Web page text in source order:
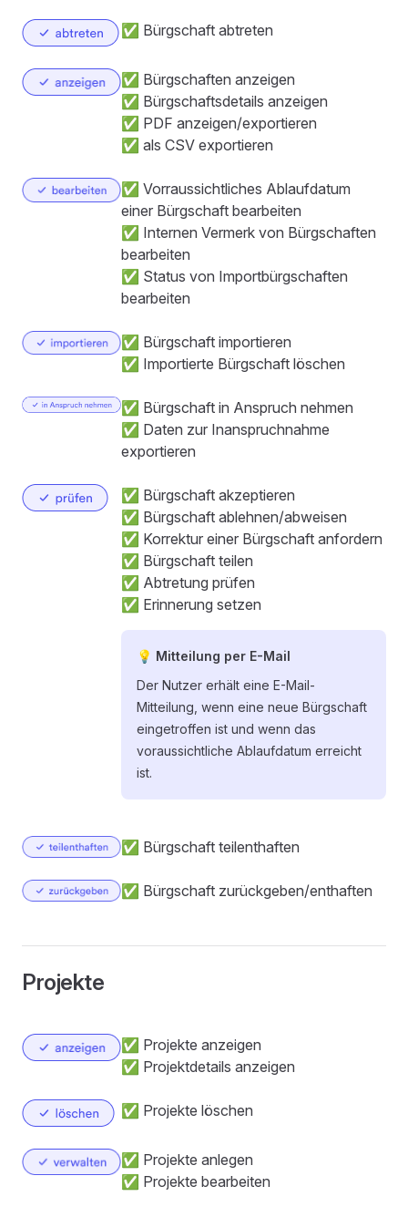
✅ Bürgschaft abtreten
✅ Bürgschaften anzeigen
✅ Bürgschaftsdetails anzeigen
✅ PDF anzeigen/exportieren
✅ als CSV exportieren
✅ Vorraussichtliches Ablaufdatum
einer Bürgschaft bearbeiten
✅ Internen Vermerk von Bürgschaften
bearbeiten
✅ Status von Importbürgschaften
bearbeiten
✅ Bürgschaft importieren
✅ Importierte Bürgschaft löschen
✅ Bürgschaft in Anspruch nehmen
✅ Daten zur Inanspruchnahme
exportieren
✅ Bürgschaft akzeptieren
✅ Bürgschaft ablehnen/abweisen
✅ Korrektur einer Bürgschaft anfordern
✅ Bürgschaft teilen
✅ Abtretung prüfen
✅ Erinnerung setzen
💡 Mitteilung per E-Mail
Der Nutzer erhält eine E-Mail-
Mitteilung, wenn eine neue Bürgschaft
eingetroffen ist und wenn das
voraussichtliche Ablaufdatum erreicht
ist.
✅ Bürgschaft teilenthaften
✅ Bürgschaft zurückgeben/enthaften
Projekte
✅ Projekte anzeigen
✅ Projektdetails anzeigen
✅ Projekte löschen
✅ Projekte anlegen
✅ Projekte bearbeiten